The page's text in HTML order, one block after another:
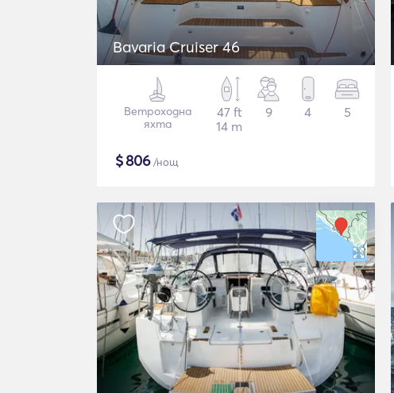
Bavaria Cruiser 46
Ветроходна
яхта
47 ft
14 m
9 4 5
$806/нощ